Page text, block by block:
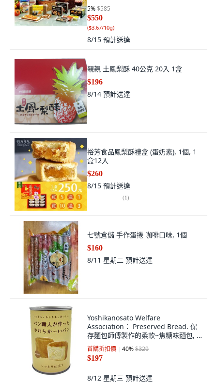
5%$585
$550
($3.67/10g)
8/15 預計送達
親親 土鳳梨酥 40公克 20入 1盒
$196
8/14 預計送達
裕芳食品鳳梨酥禮盒 (蛋奶素), 1個, 1
盒12入
$260
8/15 預計送達
(1)
七號倉儲 手作蛋捲 咖啡口味, 1個
$160
8/11 星期二 預計送達
Yoshikanosato Welfare
Association： Preserved Bread. 保
存麵包師傅製作的柔軟~焦糖味麵包, 1
個
首購折扣價 40%$329
$197
8/12 星期三 預計送達